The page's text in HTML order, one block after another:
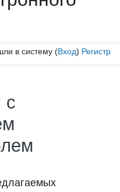
в систему (Вход) Регистр
с